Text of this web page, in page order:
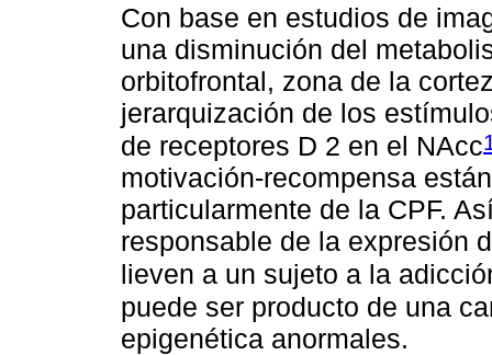
Con base en estudios de
una disminución del
orbitofrontal, zona de la
jerarquización de los
de receptores D 2 en el NAcc
motivación-recompensa
particularmente de la CPF.
responsable de la expresión
lieven a un sujeto a la
puede ser producto de una
epigenética anormales.